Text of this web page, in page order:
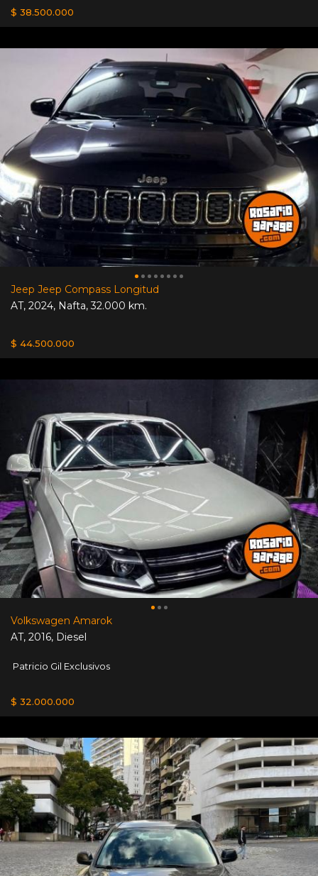
$ 38.500.000
Jeep Jeep Compass Longitud
AT, 2024, Nafta,32.000 km.
$ 44.500.000
Volkswagen Amarok
AT, 2016, Diesel
Patricio Gil Exclusivos
$ 32.000.000